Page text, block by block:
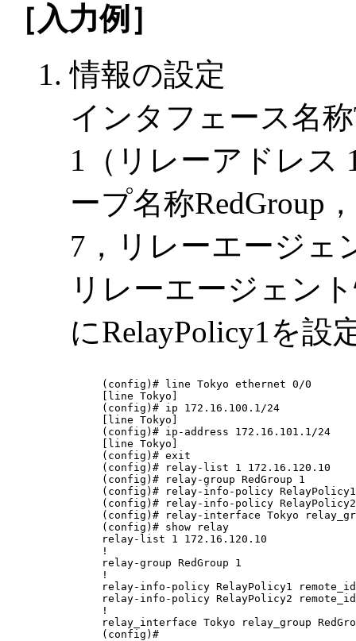
［入力例］
情報の設定
インタフェース名
1（リレーアドレス
ープ名称RedGroup
7，リレーエージェ
リレーエージェン
にRelayPolicy1を設
(config)# line Tokyo ethernet 0/0
[line Tokyo]
(config)# ip 172.16.100.1/24
[line Tokyo]
(config)# ip-address 172.16.101.1/24
[line Tokyo]
(config)# exit
(config)# relay-list 1 172.16.120.10
(config)# relay-group RedGroup 1
(config)# relay-info-policy RelayPolicy1
(config)# relay-info-policy RelayPolicy2
(config)# relay-interface Tokyo
(config)# show relay
relay-list 1 172.16.120.10
!
relay-group RedGroup 1
!
relay-info-policy RelayPolicy1
relay-info-policy RelayPolicy2 remote_id
!
relay_interface Tokyo relay_group
(config)#